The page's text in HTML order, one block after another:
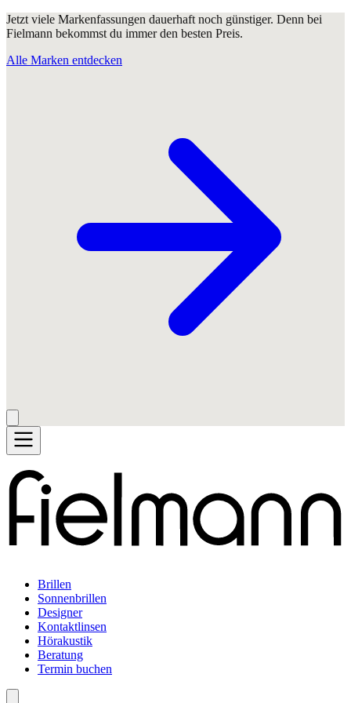
Jetzt viele Markenfassungen dauerhaft noch günstiger. Denn bei
Fielmann bekommst du immer den besten Preis.
Alle Marken entdecken
Brillen
Sonnenbrillen
Designer
Kontaktlinsen
Hörakustik
Beratung
Termin buchen